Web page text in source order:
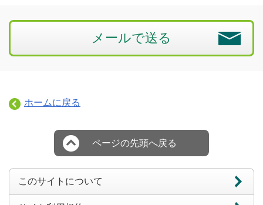
メールで送る
ホームに戻る
ページの先頭へ戻る
このサイトについて